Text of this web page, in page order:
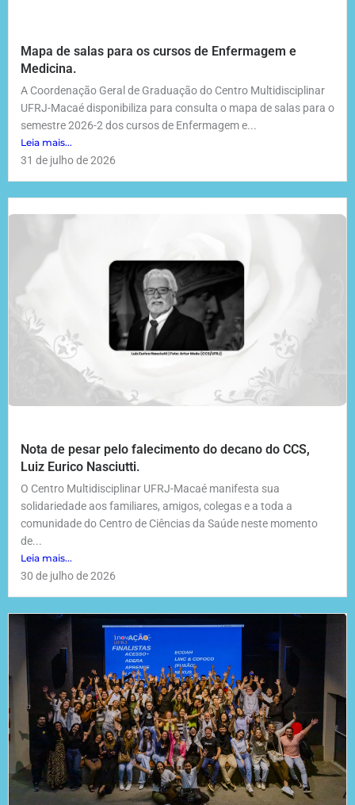
Mapa de salas para os cursos de Enfermagem e
Medicina.
A Coordenação Geral de Graduação do Centro Multidisciplinar
UFRJ-Macaé disponibiliza para consulta o mapa de salas para o
semestre 2026-2 dos cursos de Enfermagem e...
Leia mais...
31 de julho de 2026
Nota de pesar pelo falecimento do decano do CCS,
Luiz Eurico Nasciutti.
O Centro Multidisciplinar UFRJ-Macaé manifesta sua
solidariedade aos familiares, amigos, colegas e a toda a
comunidade do Centro de Ciências da Saúde neste momento
de...
Leia mais...
30 de julho de 2026